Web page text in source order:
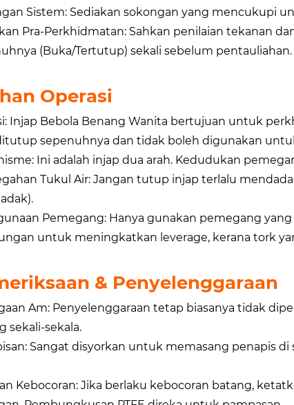
Sistem: Sediakan sokongan yang mencukupi
Pra-Perkhidmatan: Sahkan penilaian tekanan
(Buka/Tertutup) sekali sebelum pentauliahan.
Operasi
Injap Bebola Benang Wanita bertujuan untuk
sepenuhnya dan tidak boleh digunakan
Ini adalah injap dua arah. Kedudukan
Tukul Air: Jangan tutup injap terlalu
Pemegang: Hanya gunakan pemegang
untuk meningkatkan leverage, kerana tork
& Penyelenggaraan
Am: Penyelenggaraan tetap biasanya tidak
sekali-sekala.
Sangat disyorkan untuk memasang penapis
Kebocoran: Jika berlaku kebocoran batang,